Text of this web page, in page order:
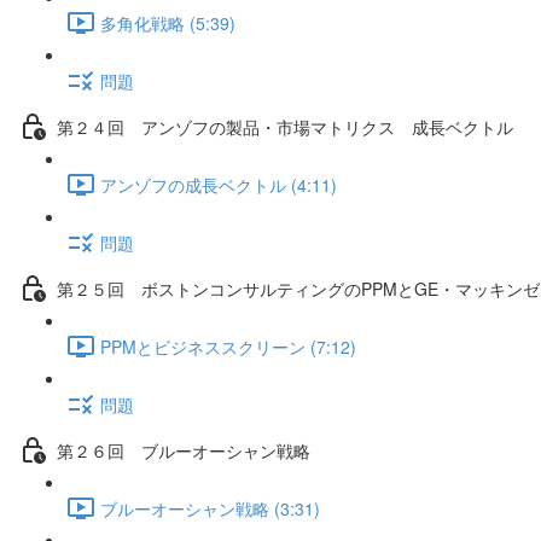
多角化戦略 (5:39)
問題
第２４回 アンゾフの製品・市場マトリクス 成長ベクトル
アンゾフの成長ベクトル (4:11)
問題
第２５回 ボストンコンサルティングのPPMとGE・マッキン
PPMとビジネススクリーン (7:12)
問題
第２６回 ブルーオーシャン戦略
ブルーオーシャン戦略 (3:31)